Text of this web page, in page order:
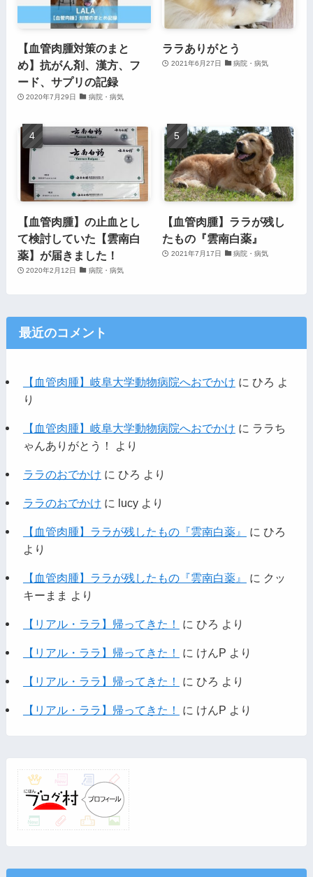
【血管肉腫対策のまと
め】抗がん剤、漢方、フ
ード、サプリの記録
2020年7月29日 病院・病気
ララありがとう
2021年6月27日 病院・病気
【血管肉腫】の止血とし
て検討していた【雲南白
薬】が届きました！
2020年2月12日 病院・病気
【血管肉腫】ララが残し
たもの『雲南白薬』
2021年7月17日 病院・病気
最近のコメント
【血管肉腫】岐阜大学動物病院へおでかけ に ひろ よ
り
【血管肉腫】岐阜大学動物病院へおでかけ に ララち
ゃんありがとう！
より
ララのおでかけ に ひろ より
ララのおでかけ に lucyより
【血管肉腫】ララが残したもの『雲南白薬』 に ひろ
より
【血管肉腫】ララが残したもの『雲南白薬』 に クッ
キーまま より
【リアル・ララ】帰ってきた！ に ひろ より
【リアル・ララ】帰ってきた！ に けんP より
【リアル・ララ】帰ってきた！ に ひろ より
【リアル・ララ】帰ってきた！ に けんP より